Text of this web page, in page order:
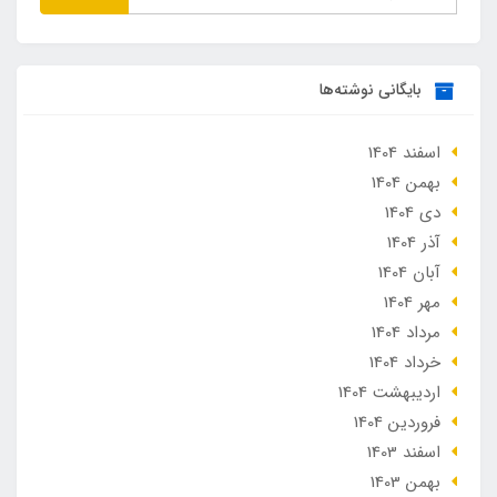
بایگانی نوشته‌ها
اسفند 1404
بهمن 1404
دی 1404
آذر 1404
آبان 1404
مهر 1404
مرداد 1404
خرداد 1404
ارديبهشت 1404
فروردین 1404
اسفند 1403
بهمن 1403